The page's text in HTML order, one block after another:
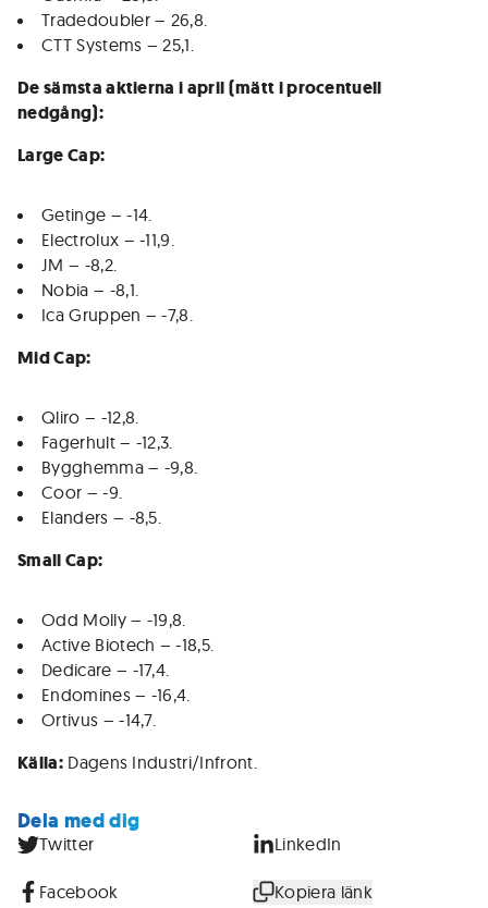
Tradedoubler – 26,8.
CTT Systems – 25,1.
De sämsta aktierna i april (mätt i procentuell
nedgång):
Large Cap:
Getinge – -14.
Electrolux – -11,9.
JM – -8,2.
Nobia – -8,1.
Ica Gruppen – -7,8.
Mid Cap:
Qliro – -12,8.
Fagerhult – -12,3.
Bygghemma – -9,8.
Coor – -9.
Elanders – -8,5.
Small Cap:
Odd Molly – -19,8.
Active Biotech – -18,5.
Dedicare – -17,4.
Endomines – -16,4.
Ortivus – -14,7.
Källa:Dagens Industri/Infront.
Dela med dig
Twitter LinkedIn
Facebook Kopiera länk